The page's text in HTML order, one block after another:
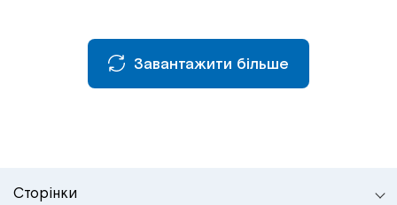
Завантажити більше
Сторінки